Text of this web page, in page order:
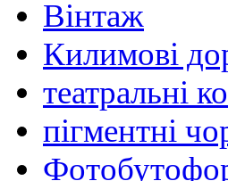
Вiнтаж
Килимовi
театральнi
пiгментнi